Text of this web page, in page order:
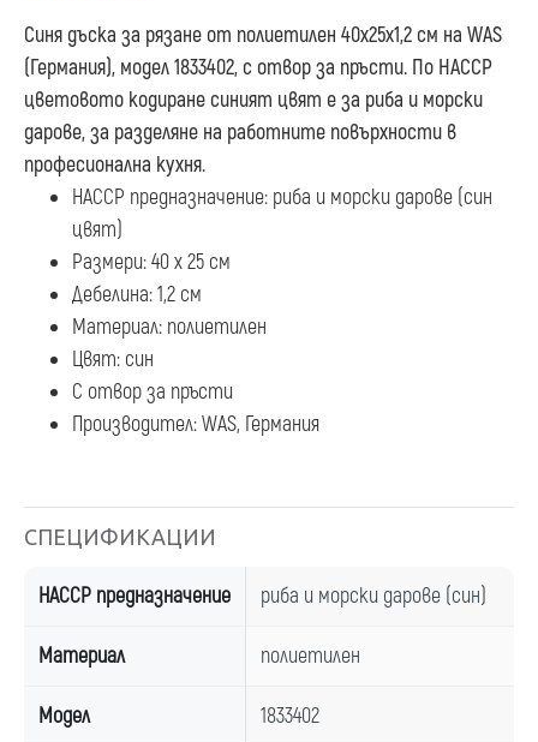
Синя дъска за рязане от полиетилен 40х25х1,2 см на WAS
(Германия), модел 1833402, с отвор за пръсти. По HACCP
цветовото кодиране синият цвят е за риба и морски
дарове, за разделяне на работните повърхности в
професионална кухня.
HACCP предназначение: риба и морски дарове (син
цвят)
Размери: 40 х 25 см
Дебелина: 1,2 см
Материал: полиетилен
Цвят: син
С отвор за пръсти
Производител: WAS, Германия
СПЕЦИФИКАЦИИ
HACCP предназначение риба и морски дарове (син)
Материал полиетилен
Модел 1833402